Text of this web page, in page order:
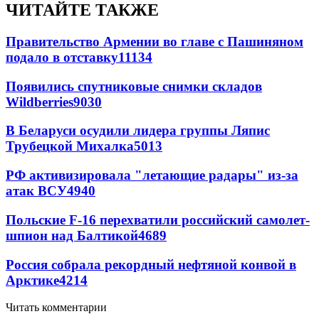
ЧИТАЙТЕ ТАКЖЕ
Правительство Армении во главе с Пашиняном
подало в отставку11134
Появились спутниковые снимки складов
Wildberries9030
В Беларуси осудили лидера группы Ляпис
Трубецкой Михалка5013
РФ активизировала "летающие радары" из-за
атак ВСУ4940
Польские F-16 перехватили российский самолет-
шпион над Балтикой4689
Россия собрала рекордный нефтяной конвой в
Арктике4214
Читать комментарии